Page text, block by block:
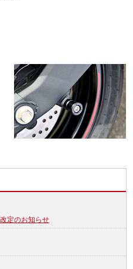
定のお知らせ